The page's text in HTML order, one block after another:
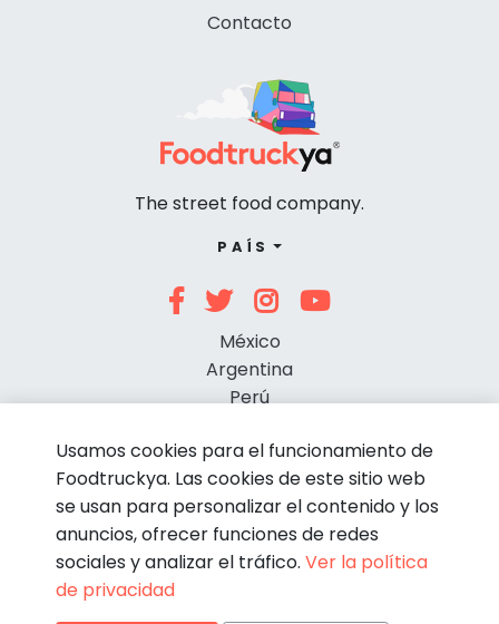
Contacto
The street food company.
PAÍS
México
Argentina
Perú
© Foodtruckya 2026
Usamos cookies para el funcionamiento de
Foodtruckya. Las cookies de este sitio web
se usan para personalizar el contenido y los
anuncios, ofrecer funciones de redes
sociales y analizar el tráfico. Ver la política
de privacidad